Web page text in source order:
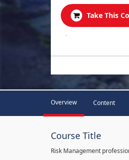
Take This
.
Overview Content
Course Title
Risk Management